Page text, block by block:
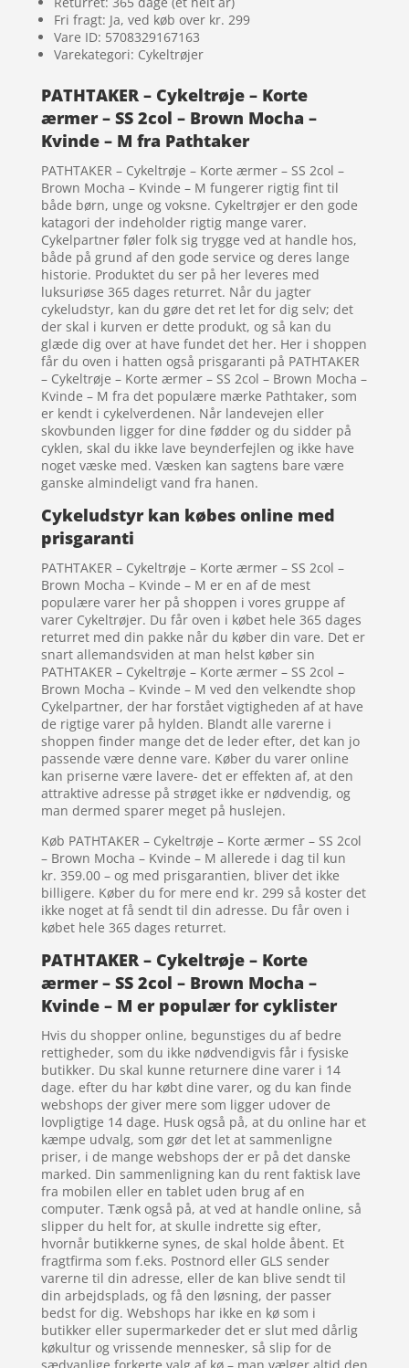
Fri fragt: Ja, ved køb over kr. 299
Vare ID: 5708329167163
Varekategori: Cykeltrøjer
PATHTAKER – Cykeltrøje – Korte
ærmer – SS 2col – Brown Mocha –
Kvinde – M fra Pathtaker
PATHTAKER – Cykeltrøje – Korte ærmer – SS 2col –
Brown Mocha – Kvinde – M fungerer rigtig fint til
både børn, unge og voksne. Cykeltrøjer er den gode
katagori der indeholder rigtig mange varer.
Cykelpartner føler folk sig trygge ved at handle hos,
både på grund af den gode service og deres lange
historie. Produktet du ser på her leveres med
luksuriøse 365 dages returret. Når du jagter
cykeludstyr, kan du gøre det ret let for dig selv; det
der skal i kurven er dette produkt, og så kan du
glæde dig over at have fundet det her. Her i shoppen
får du oven i hatten også prisgaranti på PATHTAKER
– Cykeltrøje – Korte ærmer – SS 2col – Brown Mocha –
Kvinde – M fra det populære mærke Pathtaker, som
er kendt i cykelverdenen. Når landevejen eller
skovbunden ligger for dine fødder og du sidder på
cyklen, skal du ikke lave beynderfejlen og ikke have
noget væske med. Væsken kan sagtens bare være
ganske almindeligt vand fra hanen.
Cykeludstyr kan købes online med
prisgaranti
PATHTAKER – Cykeltrøje – Korte ærmer – SS 2col –
Brown Mocha – Kvinde – M er en af de mest
populære varer her på shoppen i vores gruppe af
varer Cykeltrøjer. Du får oven i købet hele 365 dages
returret med din pakke når du køber din vare. Det er
snart allemandsviden at man helst køber sin
PATHTAKER – Cykeltrøje – Korte ærmer – SS 2col –
Brown Mocha – Kvinde – M ved den velkendte shop
Cykelpartner, der har forstået vigtigheden af at have
de rigtige varer på hylden. Blandt alle varerne i
shoppen finder mange det de leder efter, det kan jo
passende være denne vare. Køber du varer online
kan priserne være lavere- det er effekten af, at den
attraktive adresse på strøget ikke er nødvendig, og
man dermed sparer meget på huslejen.
Køb PATHTAKER – Cykeltrøje – Korte ærmer – SS 2col
– Brown Mocha – Kvinde – M allerede i dag til kun
kr. 359.00 – og med prisgarantien, bliver det ikke
billigere. Køber du for mere end kr. 299 så koster det
ikke noget at få sendt til din adresse. Du får oven i
købet hele 365 dages returret.
PATHTAKER – Cykeltrøje – Korte
ærmer – SS 2col – Brown Mocha –
Kvinde – M er populær for cyklister
Hvis du shopper online, begunstiges du af bedre
rettigheder, som du ikke nødvendigvis får i fysiske
butikker. Du skal kunne returnere dine varer i 14
dage. efter du har købt dine varer, og du kan finde
webshops der giver mere som ligger udover de
lovpligtige 14 dage. Husk også på, at du online har et
kæmpe udvalg, som gør det let at sammenligne
priser, i de mange webshops der er på det danske
marked. Din sammenligning kan du rent faktisk lave
fra mobilen eller en tablet uden brug af en
computer. Tænk også på, at ved at handle online, så
slipper du helt for, at skulle indrette sig efter,
hvornår butikkerne synes, de skal holde åbent. Et
fragtfirma som f.eks. Postnord eller GLS sender
varerne til din adresse, eller de kan blive sendt til
din arbejdsplads, og få den løsning, der passer
bedst for dig. Webshops har ikke en kø som i
butikker eller supermarkeder det er slut med dårlig
køkultur og vrissende mennesker, så slip for de